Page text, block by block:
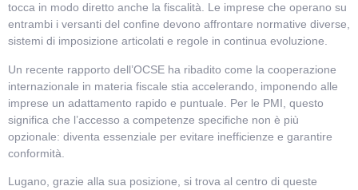
tocca in modo diretto anche la fiscalità. Le imprese che operano su
entrambi i versanti del confine devono affrontare normative diverse,
sistemi di imposizione articolati e regole in continua evoluzione.
Un recente rapporto dell’OCSE ha ribadito come la cooperazione
internazionale in materia fiscale stia accelerando, imponendo alle
imprese un adattamento rapido e puntuale. Per le PMI, questo
significa che l’accesso a competenze specifiche non è più
opzionale: diventa essenziale per evitare inefficienze e garantire
conformità.
Lugano, grazie alla sua posizione, si trova al centro di queste